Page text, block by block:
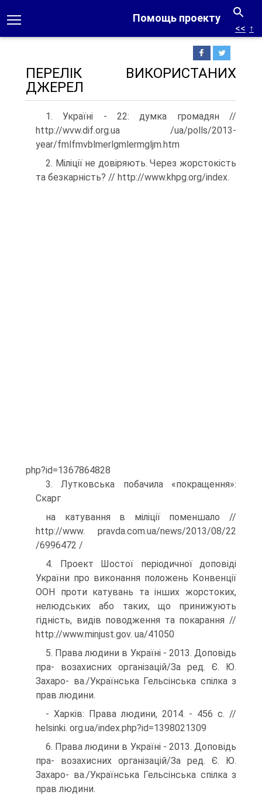
Помощь проекту
<< ↑
ПЕРЕЛІК ВИКОРИСТАНИХ
ДЖЕРЕЛ
1. Україні - 22: думка громадян //
http://wvw.dif.org.ua /ua/polls/2013-
year/fmlfmvblmerlgmlermgljm.htm
2. Міліції не довіряють. Через жорстокість
та безкарність? // http://www.khpg.org/index.
php?id=1367864828
3. Лутковська побачила «покращення»:
Скарг
на катування в міліції поменшало //
http://www. pravda.com.ua/news/2013/08/22
/6996472 /
4. Проект Шостої періодичної доповіді
України про виконання положень Конвенції
ООН проти катувань та інших жорстоких,
нелюдських або таких, що принижують
гідність, видів повод­ження та покарання //
http://www.minjust.gov. ua/41050
5. Права людини в Україні - 2013. Доповідь
пра- возахисних організацій/За ред. Є. Ю.
Захаро- ва./Українська Гельсінська спілка з
прав людини.
- Харків: Права людини, 2014. - 456 с. //
helsinki. org.ua/index.php?id=1398021309
6. Права людини в Україні - 2013. Доповідь
пра- возахисних організацій/За ред. Є. Ю.
Захаро- ва./Українська Гельсінська спілка з
прав людини.